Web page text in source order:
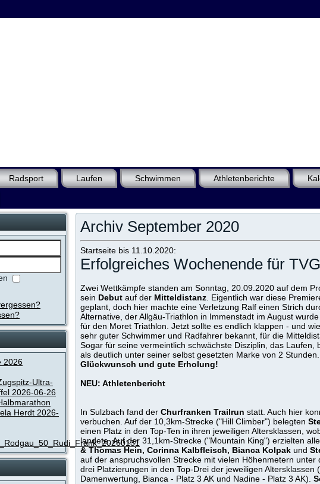
Radsport Laufen Schwimmen Athletenberichte
2026
Ultra-
2026-06-26
Herdt 2026-
Archiv September 2020
Startseite bis 11.10.2020:
Erfolgreiches Wochenende für
Zwei Wettkämpfe standen am Sonntag, 20.09.2020 auf dem
sein Debut auf der Mitteldistanz . Eigentlich war diese
geplant, doch hier machte eine Verletzung Ralf einen Strich
Alternative, der Allgäu-Triathlon in Immenstadt im August
für den Moret Triathlon. Jetzt sollte es endlich klappen - und
sehr guter Schwimmer und Radfahrer bekannt, für die
Sogar für seine vermeintlich schwächste Disziplin, das
als deutlich unter seiner selbst gesetzten Marke von 2 Stunden.
Glückwunsch und gute Erholung!
NEU: Athletenbericht
In Sulzbach fand der Churfranken Trailrun statt. Auch hier
verbuchen. Auf der 10,3km-Strecke ("Hill Climber") belegten
einen Platz in den Top-Ten in ihren jeweiligen Altersklassen,
landete. Auf der 31,1km-Strecke ("Mountain King") erzielten
& Thomas Hein, Corinna Kalbfleisch, Bianca Kolpak und
auf der anspruchsvollen Strecke mit vielen Höhenmetern
drei Platzierungen in den Top-Drei der jeweiligen
Damenwertung, Bianca - Platz 3 AK und Nadine - Platz 3 AK).